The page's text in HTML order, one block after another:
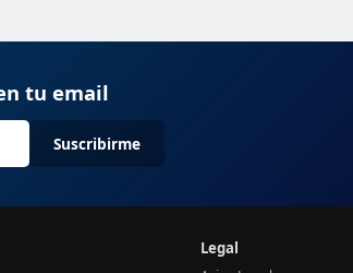
tu email
Suscribirme
Legal